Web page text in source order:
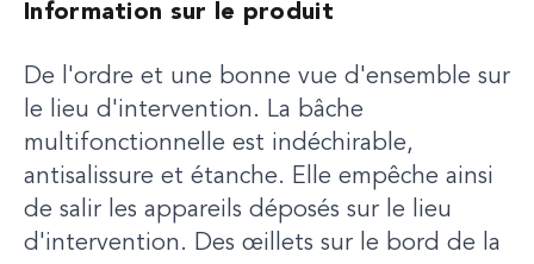
Information sur le produit
De l'ordre et une bonne vue d'ensemble sur
le lieu d'intervention. La bâche
multifonctionnelle est indéchirable,
antisalissure et étanche. Elle empêche ainsi
de salir les appareils déposés sur le lieu
d'intervention. Des œillets sur le bord de la